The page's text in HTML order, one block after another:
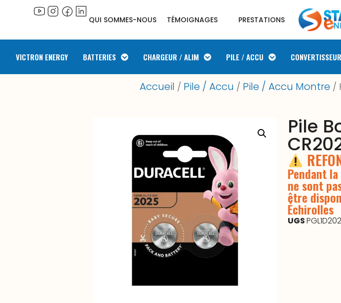
QUI SOMMES-NOUS TÉMOIGNAGES PRESTATIONS
VICTRON ENERGY BATTERIES CHARGEUR / ALIM PILE / ACCU
Accueil / Pile / Accu / Pile / Accu Montre/
Pile
Pendant
ne sont
être
Échirolles
UGS